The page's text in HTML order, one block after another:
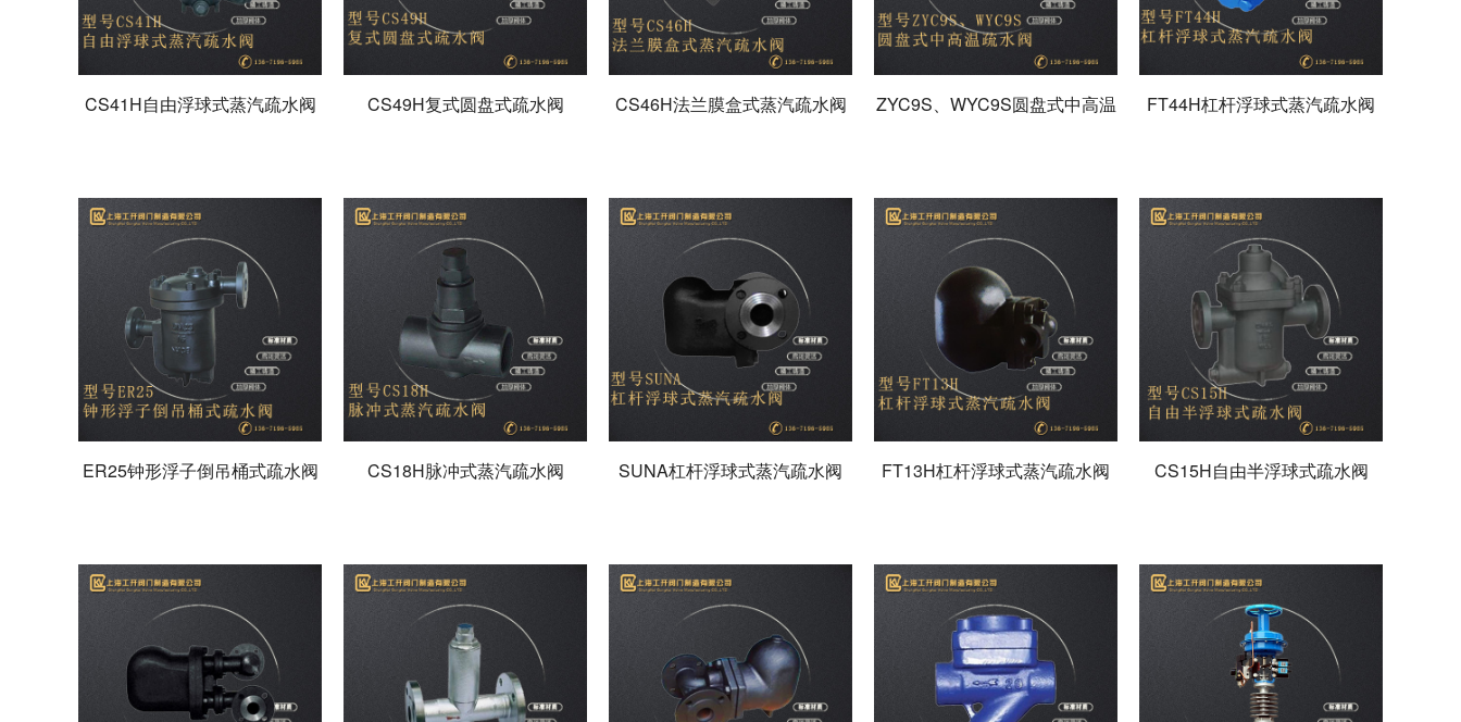
CS41H自由浮球式蒸汽疏水阀 CS49H复式圆盘式疏水阀 CS46H法兰膜盒式蒸汽疏水阀
ZYC9S、WYC9S圆盘式中高温
FT44H杠杆浮球式蒸汽疏水阀
ER25钟形浮子倒吊桶式疏水阀 CS18H脉冲式蒸汽疏水阀 SUNA杠杆浮球式蒸汽疏水阀 FT13H杠杆浮球式蒸汽疏水阀 CS15H自由半浮球式疏水阀